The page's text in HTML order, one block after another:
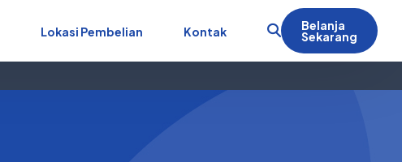
Lokasi Pembelian Kontak Belanja
Sekarang